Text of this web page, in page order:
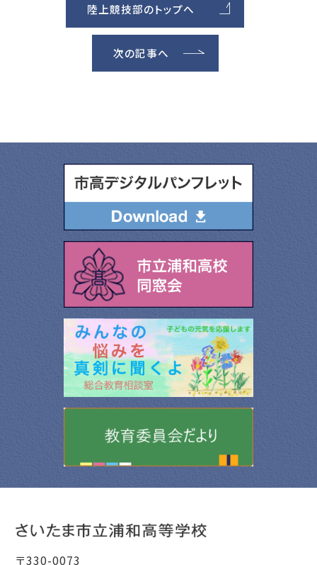
陸上競技部のトップへ
次の記事へ
〒330-0073